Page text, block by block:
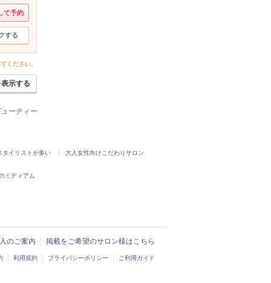
て予約
する
ください。
示する
ーティー
タイリストが多い 大人女性向けこだわりサロン
ミディアム
のご案内 掲載をご希望のサロン様はこちら
利用規約 プライバシーポリシー ご利用ガイド